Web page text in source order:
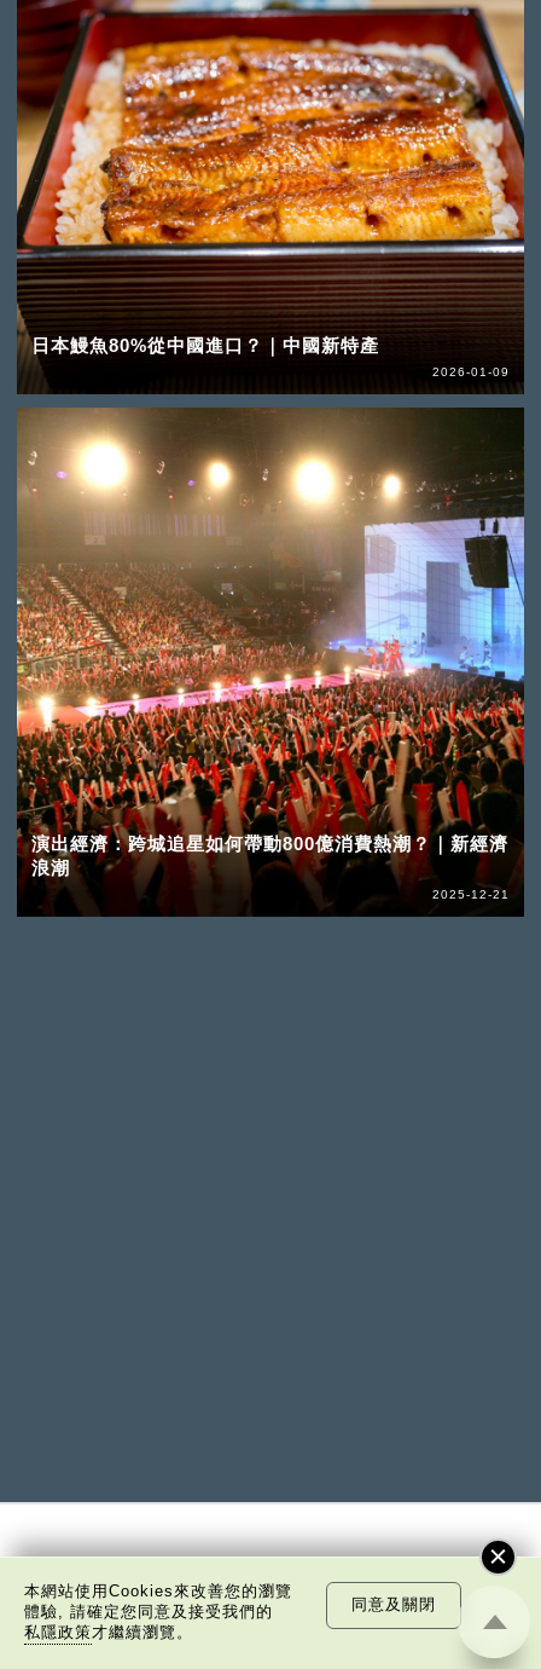
日本鰻魚80%從中國進口？｜中國新特產
2026-01-09
演出經濟：跨城追星如何帶動800億消費熱潮？｜新經濟
浪潮
2025-12-21
訂閱電子通訊
免費訂閱
本網站使用Cookies來改善您的瀏覽
體驗, 請確定您同意及接受我們的
私隱政策才繼續瀏覽。
同意及關閉